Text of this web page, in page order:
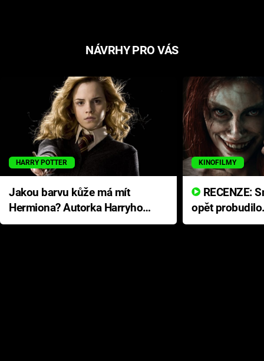
NÁVRHY PRO VÁS
HARRY POTTER
Jakou barvu kůže má mít
Hermiona? Autorka Harryho
Pottera přišla s ráznou
KINOFILMY
opět
přichází s